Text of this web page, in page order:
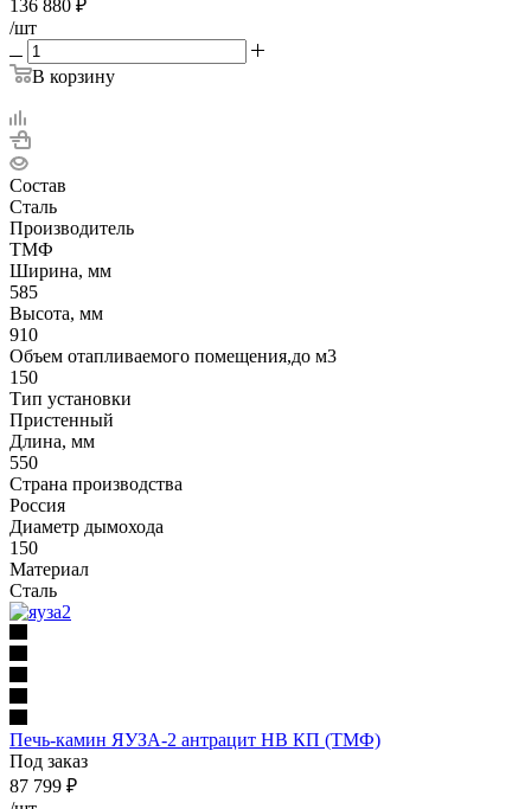
136 880 ₽
/шт
В корзину
Состав
Сталь
Производитель
ТМФ
Ширина, мм
585
Высота, мм
910
Объем отапливаемого помещения,до м3
150
Тип установки
Пристенный
Длина, мм
550
Страна производства
Россия
Диаметр дымохода
150
Материал
Сталь
Печь-камин ЯУЗА-2 антрацит НВ КП (ТМФ)
Под заказ
87 799 ₽